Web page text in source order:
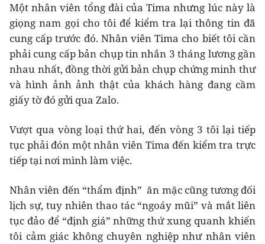
Một nhân viên tổng đài của Tima nhưng lúc này là
giọng nam gọi cho tôi để kiểm tra lại thông tin đã
cung cấp trước đó. Nhân viên Tima cho biết tôi cần
phải cung cấp bản chụp tin nhắn 3 tháng lương gần
nhau nhất, đồng thời gửi bản chụp chứng minh thư
và hình ảnh ảnh thật của khách hàng đang cầm
giấy tờ đó gửi qua Zalo.
Vượt qua vòng loại thứ hai, đến vòng 3 tôi lại tiếp
tục phải đón một nhân viên Tima đến kiểm tra trực
tiếp tại nơi mình làm việc.
Nhân viên đến “thẩm định” ăn mặc cũng tương đối
lịch sự, tuy nhiên thao tác “ngoáy mũi” và mắt liên
tục đảo để “định giá” những thứ xung quanh khiến
tôi cảm giác không chuyên nghiệp như nhân viên